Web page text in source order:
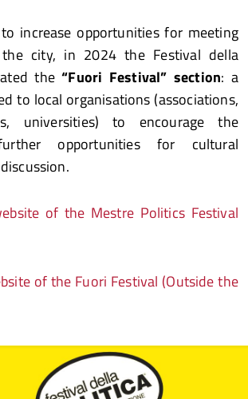
increase opportunities for meeting
city, in 2024 the Festival della
the“Fuori Festival” section: a
to local organisations (associations,
universities) to encourage the
opportunities for cultural
of the Mestre Politics Festival
of the Fuori Festival (Outside the